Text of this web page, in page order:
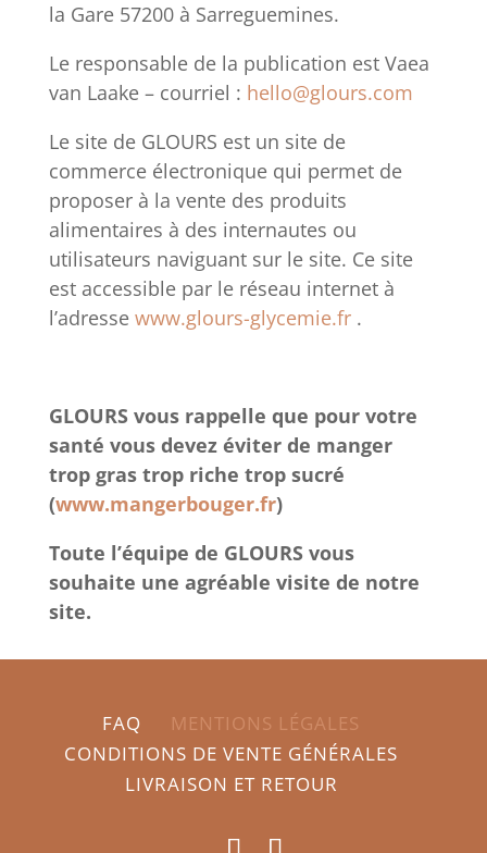
la Gare 57200 à Sarreguemines.
Le responsable de la publication est Vaea
van Laake – courriel : hello@glours.com
Le site de GLOURS est un site de
commerce électronique qui permet de
proposer à la vente des produits
alimentaires à des internautes ou
utilisateurs naviguant sur le site. Ce site
est accessible par le réseau internet à
l’adresse www.glours-glycemie.fr.
GLOURS vous rappelle que pour votre
santé vous devez éviter de manger
trop gras trop riche trop sucré
(www.mangerbouger.fr)
Toute l’équipe de GLOURS vous
souhaite une agréable visite de notre
site.
FAQ
MENTIONS LÉGALES
CONDITIONS DE VENTE GÉNÉRALES
LIVRAISON ET RETOUR